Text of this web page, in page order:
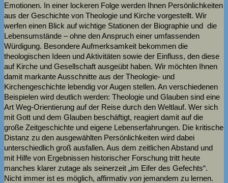
Emotionen. In einer lockeren Folge werden Ihnen Persönlichkeiten
aus der Geschichte von Theologie und Kirche vorgestellt. Wir
werfen einen Blick auf wichtige Stationen der Biographie und die
Lebensumstände – ohne den Anspruch einer umfassenden
Würdigung. Besondere Aufmerksamkeit bekommen die
theologischen Ideen und Aktivitäten sowie der Einfluss, den diese
auf Kirche und Gesellschaft ausgeübt haben. Wir möchten Ihnen
damit markante Ausschnitte aus der Theologie- und
Kirchengeschichte lebendig vor Augen stellen. An verschiedenen
Beispielen wird deutlich werden: Theologie und Glauben sind eine
Art Weg-Orientierung auf der Reise durch den Weltlauf. Wer sich
mit Gott und dem Glauben beschäftigt, reagiert damit auf die
große Zeitgeschichte und eigene Lebenserfahrungen. Die kritische
Distanz zu den ausgewählten Persönlichkeiten wird dabei
unterschiedlich groß ausfallen. Aus dem zeitlichen Abstand und
mit Hilfe von Ergebnissen historischer Forschung tritt heute
manches klarer zutage als seinerzeit „im Eifer des Gefechts“.
Nicht immer ist es möglich, affirmativ von jemandem zu lernen.